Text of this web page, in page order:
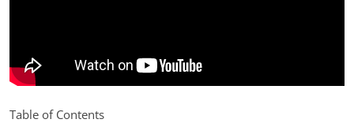
Table of Contents